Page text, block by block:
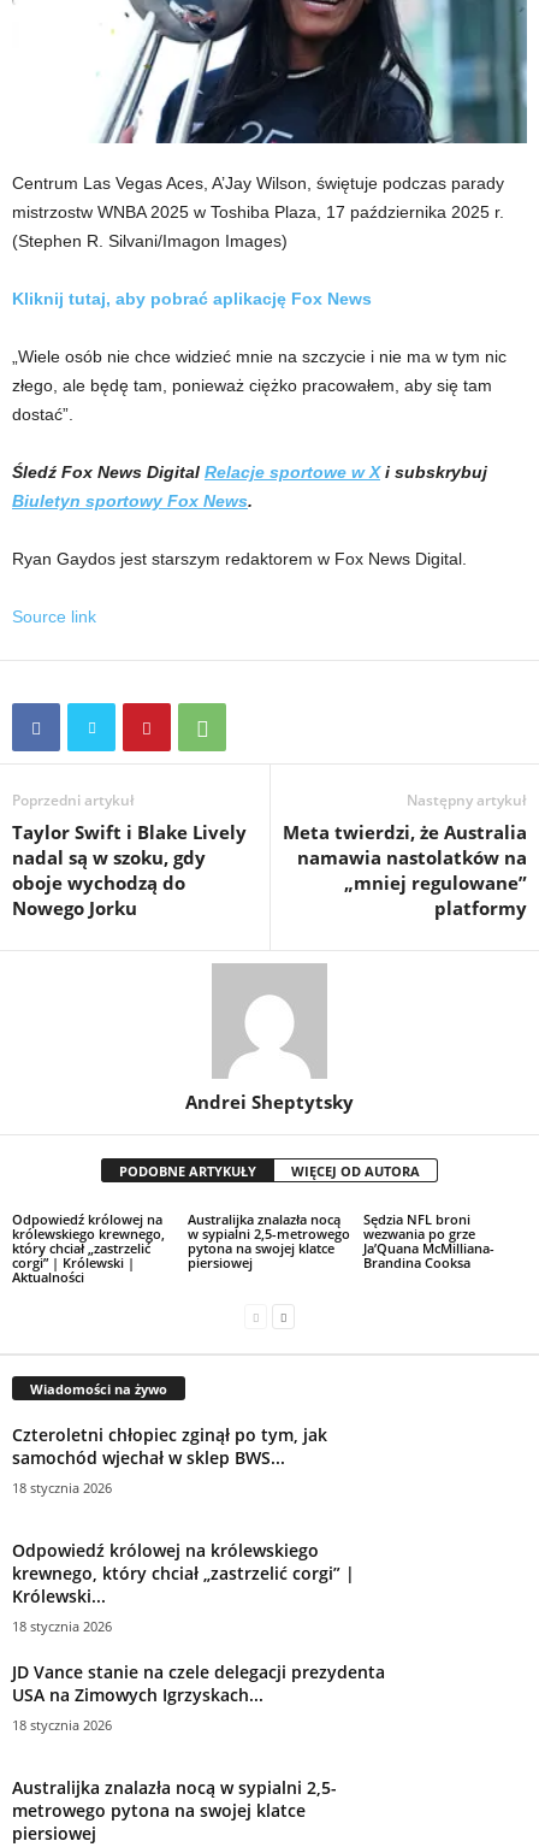
Centrum Las Vegas Aces, A’Jay Wilson, świętuje podczas parady
mistrzostw WNBA 2025 w Toshiba Plaza, 17 października 2025 r.
(Stephen R. Silvani/Imagon Images)
Kliknij tutaj, aby pobrać aplikację Fox News
„Wiele osób nie chce widzieć mnie na szczycie i nie ma w tym nic
złego, ale będę tam, ponieważ ciężko pracowałem, aby się tam
dostać”.
Śledź Fox News Digital Relacje sportowe w Xi subskrybuj
Biuletyn sportowy Fox News.
Ryan Gaydos jest starszym redaktorem w Fox News Digital.
Source link
Poprzedni artykuł
Taylor Swift i Blake Lively
nadal są w szoku, gdy
oboje wychodzą do
Nowego Jorku
Następny artykuł
Meta twierdzi, że Australia
namawia nastolatków na
„mniej regulowane”
platformy
Andrei Sheptytsky
PODOBNE ARTYKUŁY WIĘCEJ OD AUTORA
Odpowiedź królowej na
królewskiego krewnego,
który chciał „zastrzelić
corgi” | Królewski |
Aktualności
Australijka znalazła nocą
w sypialni 2,5-metrowego
pytona na swojej klatce
piersiowej
Sędzia NFL broni
wezwania po grze
Ja’Quana McMilliana-
Brandina Cooksa
Wiadomości na żywo
Czteroletni chłopiec zginął po tym, jak
samochód wjechał w sklep BWS...
18 stycznia 2026
Odpowiedź królowej na królewskiego
krewnego, który chciał „zastrzelić corgi” |
Królewski...
18 stycznia 2026
JD Vance stanie na czele delegacji prezydenta
USA na Zimowych Igrzyskach...
18 stycznia 2026
Australijka znalazła nocą w sypialni 2,5-
metrowego pytona na swojej klatce
piersiowej